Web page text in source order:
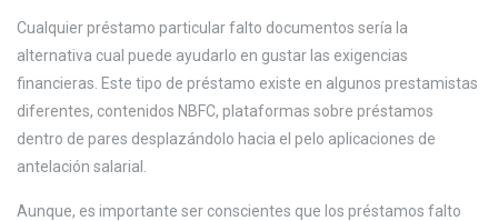
Cualquier préstamo particular falto documentos serí­a la
alternativa cual puede ayudarlo en gustar las exigencias
financieras. Este tipo de préstamo existe en algunos prestamistas
diferentes, contenidos NBFC, plataformas sobre préstamos
dentro de pares desplazándolo hacia el pelo aplicaciones de
antelación salarial.
Aunque, es importante ser conscientes que los préstamos falto